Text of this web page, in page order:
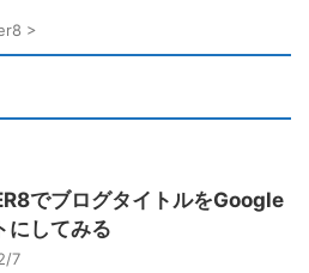
>
でブログタイトルをGoogle
にしてみる
7